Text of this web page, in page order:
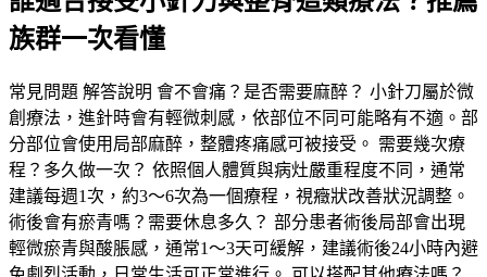
族群一次看懂
常見問題 解答說明 會不會痛？是否需要麻醉？ 小針刀屬於微
創療法，進針時會有輕微刺感，依部位不同可能略有不適。部
分部位會使用局部麻醉，整體疼痛感可被接受。 需要幾次療
程？多久做一次？ 依照個人體質與病灶嚴重程度不同，通常
建議每週1次，約3～6次為一個療程，視癥狀改善狀況調整。
術後會有瘀青嗎？需要休息多久？ 部分患者術後局部會出現
輕微瘀青與酸脹感，通常1～3天可緩解，建議術後24小時內避